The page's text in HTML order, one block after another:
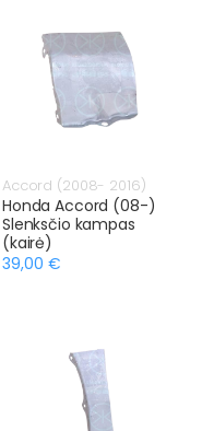
Accord (2008- 2016)
Honda Accord (08-)
Slenksčio kampas
(kairė)
39,00 €